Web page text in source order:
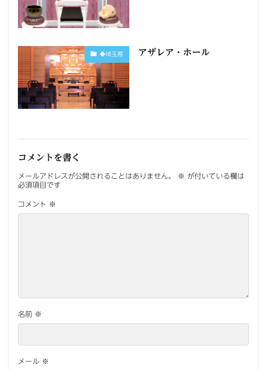
◆埼玉県 アザレア・ホール
コメントを書く
メールアドレスが公開されることはありません。 ※ が付いている欄は
必須項目です
コメント ※
名前 ※
メール ※